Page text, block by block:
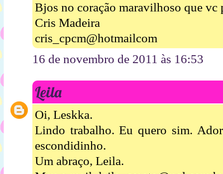
Bjos no coração maravilhoso que
Cris Madeira
cris_cpcm@hotmailcom
16 de novembro de 2011 às 16:53
Leila
Oi, Leskka.
Lindo trabalho. Eu quero sim.
escondidinho.
Um abraço, Leila.